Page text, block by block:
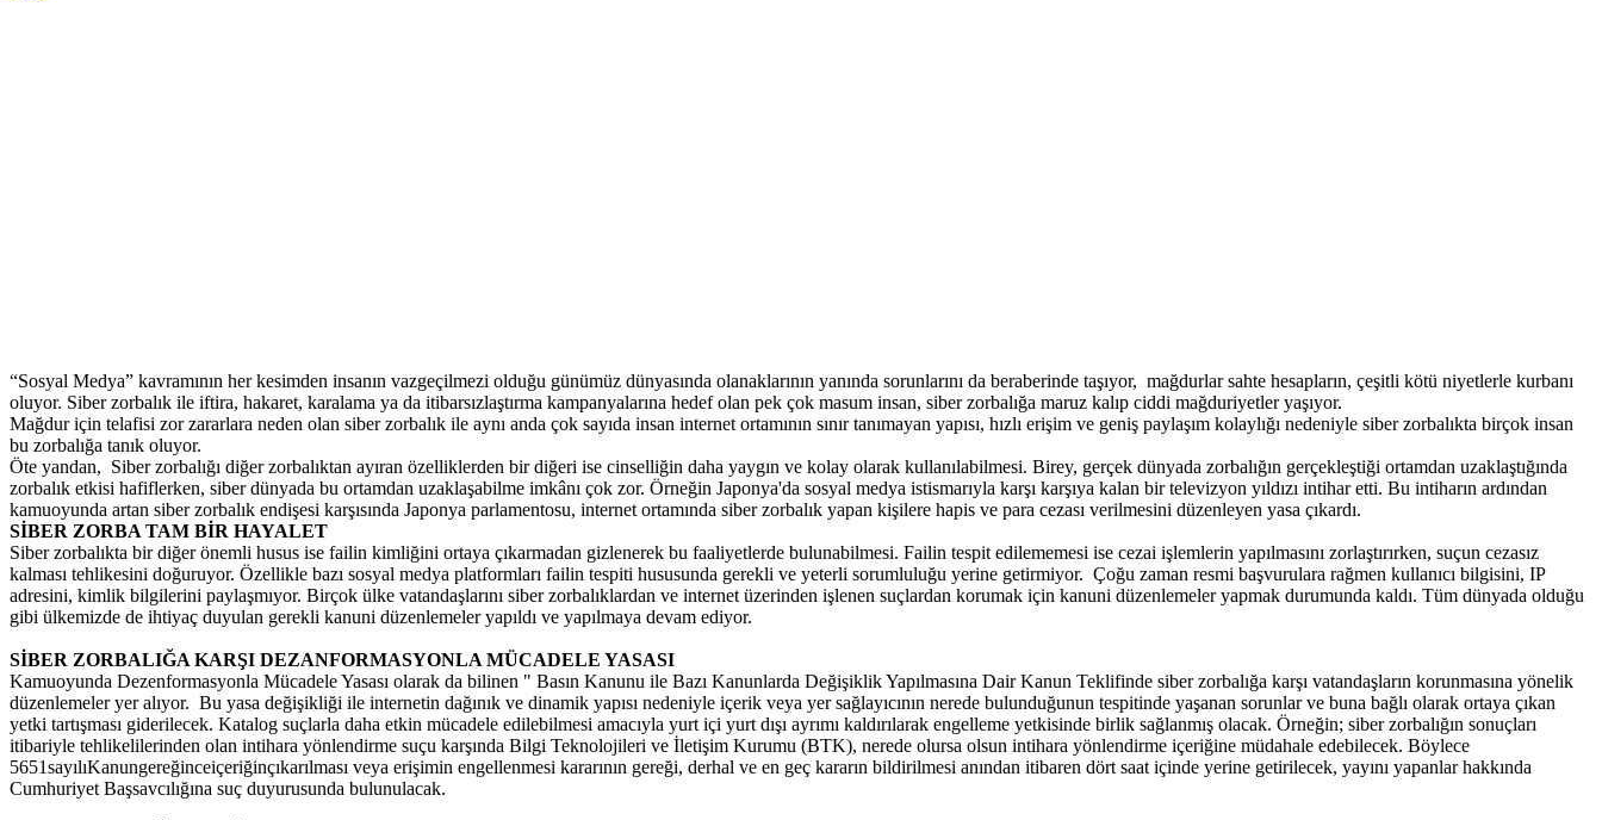
“Sosyal Medya” kavramının her kesimden insanın vazgeçilmezi olduğu günümüz dünyasında olanaklarının yanında sorunlarını da beraberinde taşıyor, mağdurlar sahte hesapların, çeşitli kötü niyetlerle kurbanı
oluyor. Siber zorbalık ile iftira, hakaret, karalama ya da itibarsızlaştırma kampanyalarına hedef olan pek çok masum insan, siber zorbalığa maruz kalıp ciddi mağduriyetler yaşıyor.
Mağdur için telafisi zor zararlara neden olan siber zorbalık ile aynı anda çok sayıda insan internet ortamının sınır tanımayan yapısı, hızlı erişim ve geniş paylaşım kolaylığı nedeniyle siber zorbalıkta birçok insan
bu zorbalığa tanık oluyor.
Öte yandan, Siber zorbalığı diğer zorbalıktan ayıran özelliklerden bir diğeri ise cinselliğin daha yaygın ve kolay olarak kullanılabilmesi. Birey, gerçek dünyada zorbalığın gerçekleştiği ortamdan uzaklaştığında
zorbalık etkisi hafiflerken, siber dünyada bu ortamdan uzaklaşabilme imkânı çok zor. Örneğin Japonya'da sosyal medya istismarıyla karşı karşıya kalan bir televizyon yıldızı intihar etti. Bu intiharın ardından
kamuoyunda artan siber zorbalık endişesi karşısında Japonya parlamentosu, internet ortamında siber zorbalık yapan kişilere hapis ve para cezası verilmesini düzenleyen yasa çıkardı.
SİBER ZORBA TAM BİR HAYALET
Siber zorbalıkta bir diğer önemli husus ise failin kimliğini ortaya çıkarmadan gizlenerek bu faaliyetlerde bulunabilmesi. Failin tespit edilememesi ise cezai işlemlerin yapılmasını zorlaştırırken, suçun cezasız
kalması tehlikesini doğuruyor. Özellikle bazı sosyal medya platformları failin tespiti hususunda gerekli ve yeterli sorumluluğu yerine getirmiyor. Çoğu zaman resmi başvurulara rağmen kullanıcı bilgisini, IP
adresini, kimlik bilgilerini paylaşmıyor. Birçok ülke vatandaşlarını siber zorbalıklardan ve internet üzerinden işlenen suçlardan korumak için kanuni düzenlemeler yapmak durumunda kaldı. Tüm dünyada olduğu
gibi ülkemizde de ihtiyaç duyulan gerekli kanuni düzenlemeler yapıldı ve yapılmaya devam ediyor.
SİBER ZORBALIĞA KARŞI DEZANFORMASYONLA MÜCADELE YASASI
Kamuoyunda Dezenformasyonla Mücadele Yasası olarak da bilinen " Basın Kanunu ile Bazı Kanunlarda Değişiklik Yapılmasına Dair Kanun Teklifinde siber zorbalığa karşı vatandaşların korunmasına yönelik
düzenlemeler yer alıyor. Bu yasa değişikliği ile internetin dağınık ve dinamik yapısı nedeniyle içerik veya yer sağlayıcının nerede bulunduğunun tespitinde yaşanan sorunlar ve buna bağlı olarak ortaya çıkan
yetki tartışması giderilecek. Katalog suçlarla daha etkin mücadele edilebilmesi amacıyla yurt içi yurt dışı ayrımı kaldırılarak engelleme yetkisinde birlik sağlanmış olacak. Örneğin; siber zorbalığın sonuçları
itibariyle tehlikelilerinden olan intihara yönlendirme suçu karşında Bilgi Teknolojileri ve İletişim Kurumu (BTK), nerede olursa olsun intihara yönlendirme içeriğine müdahale edebilecek. Böylece
5651sayılıKanungereğinceiçeriğinçıkarılması veya erişimin engellenmesi kararının gereği, derhal ve en geç kararın bildirilmesi anından itibaren dört saat içinde yerine getirilecek, yayını yapanlar hakkında
Cumhuriyet Başsavcılığına suç duyurusunda bulunulacak.